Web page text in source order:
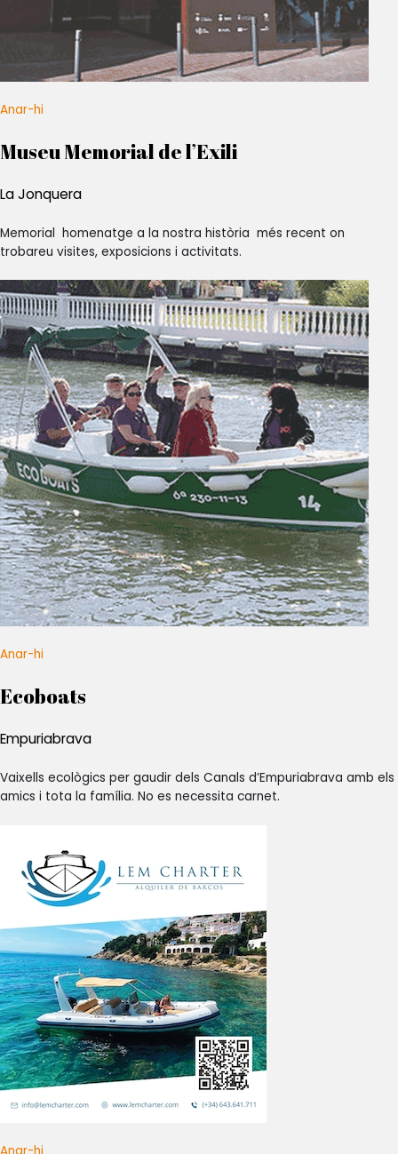
Anar-hi
Museu Memorial de l’Exili
La Jonquera
Memorial homenatge a la nostra història més recent on
trobareu visites, exposicions i activitats.
Anar-hi
Ecoboats
Empuriabrava
Vaixells ecològics per gaudir dels Canals d’Empuriabrava amb els
amics i tota la família. No es necessita carnet.